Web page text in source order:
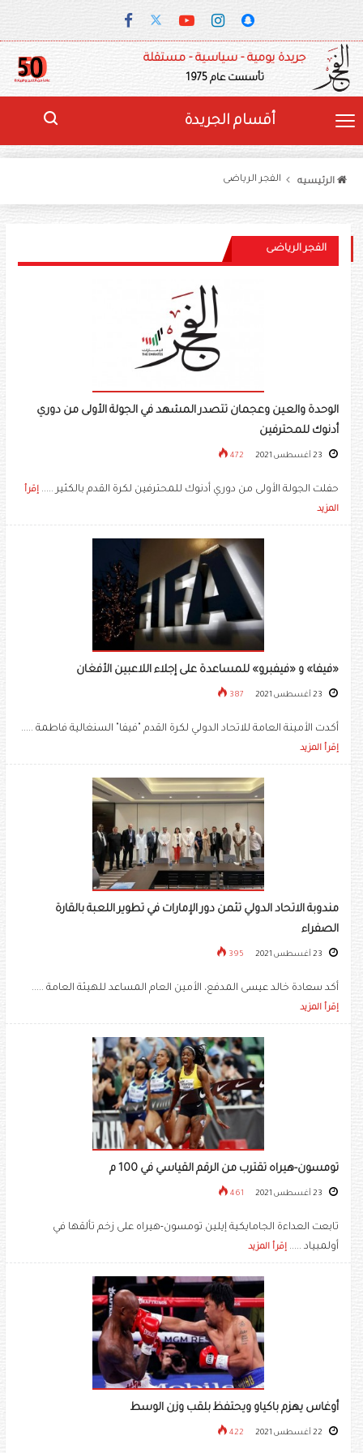
جريدة يومية - سياسية - مستقلة
تأسست عام 1975
أقسام الجريدة
الرئيسيه الفجر الرياضى
الفجر الرياضى
الوحدة والعين وعجمان تتصدر المشهد في الجولة الأولى من دوري
أدنوك للمحترفين
472
حفلت الجولة الأولى من دوري أدنوك للمحترفين لكرة القدم بالكثير ..... إقرأ
المزيد
«فيفا» و «فيفبرو» للمساعدة على إجلاء اللاعبين الأفغان
387
أكدت الأمينة العامة للاتحاد الدولي لكرة القدم "فيفا" السنغالية فاطمة .....
إقرأ المزيد
مندوبة الاتحاد الدولي تثمن دور الإمارات في تطوير اللعبة بالقارة
الصفراء
395
أكد سعادة خالد عيسى المدفع، الأمين العام المساعد للهيئة العامة .....
إقرأ المزيد
تومسون-هيراه تقترب من الرقم القياسي في 100 م
461
تابعت العداءة الجامايكية إيلين تومسون-هيراه على زخم تألقها في
أولمبياد ..... إقرأ المزيد
أوغاس يهزم باكياو ويحتفظ بلقب وزن الوسط
422